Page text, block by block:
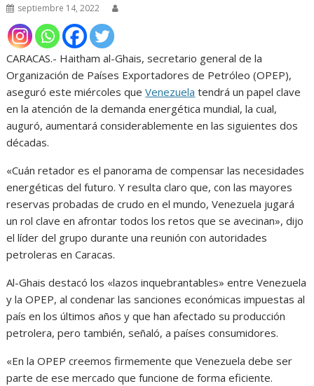
septiembre 14, 2022
CARACAS.- Haitham al-Ghais, secretario general de la
Organización de Países Exportadores de Petróleo (OPEP),
aseguró este miércoles queVenezuela tendrá un papel clave
en la atención de la demanda energética mundial, la cual,
auguró, aumentará considerablemente en las siguientes dos
décadas.
«Cuán retador es el panorama de compensar las necesidades
energéticas del futuro. Y resulta claro que, con las mayores
reservas probadas de crudo en el mundo, Venezuela jugará
un rol clave en afrontar todos los retos que se avecinan», dijo
el líder del grupo durante una reunión con autoridades
petroleras en Caracas.
Al-Ghais destacó los «lazos inquebrantables» entre Venezuela
y la OPEP, al condenar las sanciones económicas impuestas al
país en los últimos años y que han afectado su producción
petrolera, pero también, señaló, a países consumidores.
«En la OPEP creemos firmemente que Venezuela debe ser
parte de ese mercado que funcione de forma eficiente.